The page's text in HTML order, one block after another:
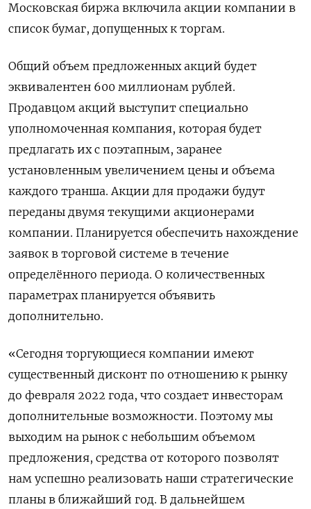
Московская биржа включила акции компании в
список бумаг, допущенных к торгам.
Общий объем предложенных акций будет
эквивалентен 600 миллионам рублей.
Продавцом акций выступит специально
уполномоченная компания, которая будет
предлагать их с поэтапным, заранее
установленным увеличением цены и объема
каждого транша. Акции для продажи будут
переданы двумя текущими акционерами
компании. Планируется обеспечить нахождение
заявок в торговой системе в течение
определённого периода. О количественных
параметрах планируется объявить
дополнительно.
«Сегодня торгующиеся компании имеют
существенный дисконт по отношению к рынку
до февраля 2022 года, что создает инвесторам
дополнительные возможности. Поэтому мы
выходим на рынок с небольшим объемом
предложения, средства от которого позволят
нам успешно реализовать наши стратегические
планы в ближайший год. В дальнейшем